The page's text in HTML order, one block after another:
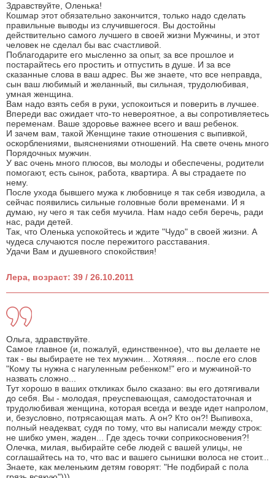
Здравствуйте, Оленька!
Кошмар этот обязательно закончится, только надо сделать
правильные выводы из случившегося. Вы достойны
действительно самого лучшего в своей жизни Мужчины, и этот
человек не сделал бы вас счастливой.
Поблагодарите его мысленно за опыт, за все прошлое и
постарайтесь его простить и отпустить в душе. И за все
сказанные слова в ваш адрес. Вы же знаете, что все неправда,
сын ваш любимый и желанный, вы сильная, трудолюбивая,
умная женщина.
Вам надо взять себя в руки, успокоиться и поверить в лучшее.
Впереди вас ожидает что-то невероятное, а вы сопротивляетесь
переменам. Ваше здоровье важнее всего и ваш ребенок.
И зачем вам, такой Женщине такие отношения с выпивкой,
оскорблениями, выяснениями отношений. На свете очень много
Порядочных мужчин.
У вас очень много плюсов, вы молоды и обеспечены, родители
помогают, есть сынок, работа, квартира. А вы страдаете по
нему.
После ухода бывшего мужа к любовнице я так себя изводила, а
сейчас появились сильные головные боли временами. И я
думаю, ну чего я так себя мучила. Нам надо себя беречь, ради
нас, ради детей.
Так, что Оленька успокойтесь и ждите "Чудо" в своей жизни. А
чудеса случаются после пережитого расставания.
Удачи Вам и душевного спокойствия!
Лера, возраст: 39 / 26.10.2011
Ольга, здравствуйте.
Самое главное (и, пожалуй, единственное), что вы делаете не
так - вы выбираете не тех мужчин... Хотяяяя... после его слов
"Кому ты нужна с нагуленным ребенком!" его и мужчиной-то
назвать сложно...
Тут хорошо в ваших откликах было сказано: вы его дотягивали
до себя. Вы - молодая, преуспевающая, самодостаточная и
трудолюбивая женщина, которая всегда и везде идет напролом,
и, безусловно, потрясающая мать. А он? Кто он?! Выпивоха,
полный неадекват, судя по тому, что вы написали между строк:
не шибко умен, жаден... Где здесь точки соприкосновения?!
Олечка, милая, выбирайте себе людей с вашей улицы, не
соглашайтесь на то, что вас и вашего сынишки волоса не стоит...
Знаете, как меленьким детям говорят: "Не подбирай с пола